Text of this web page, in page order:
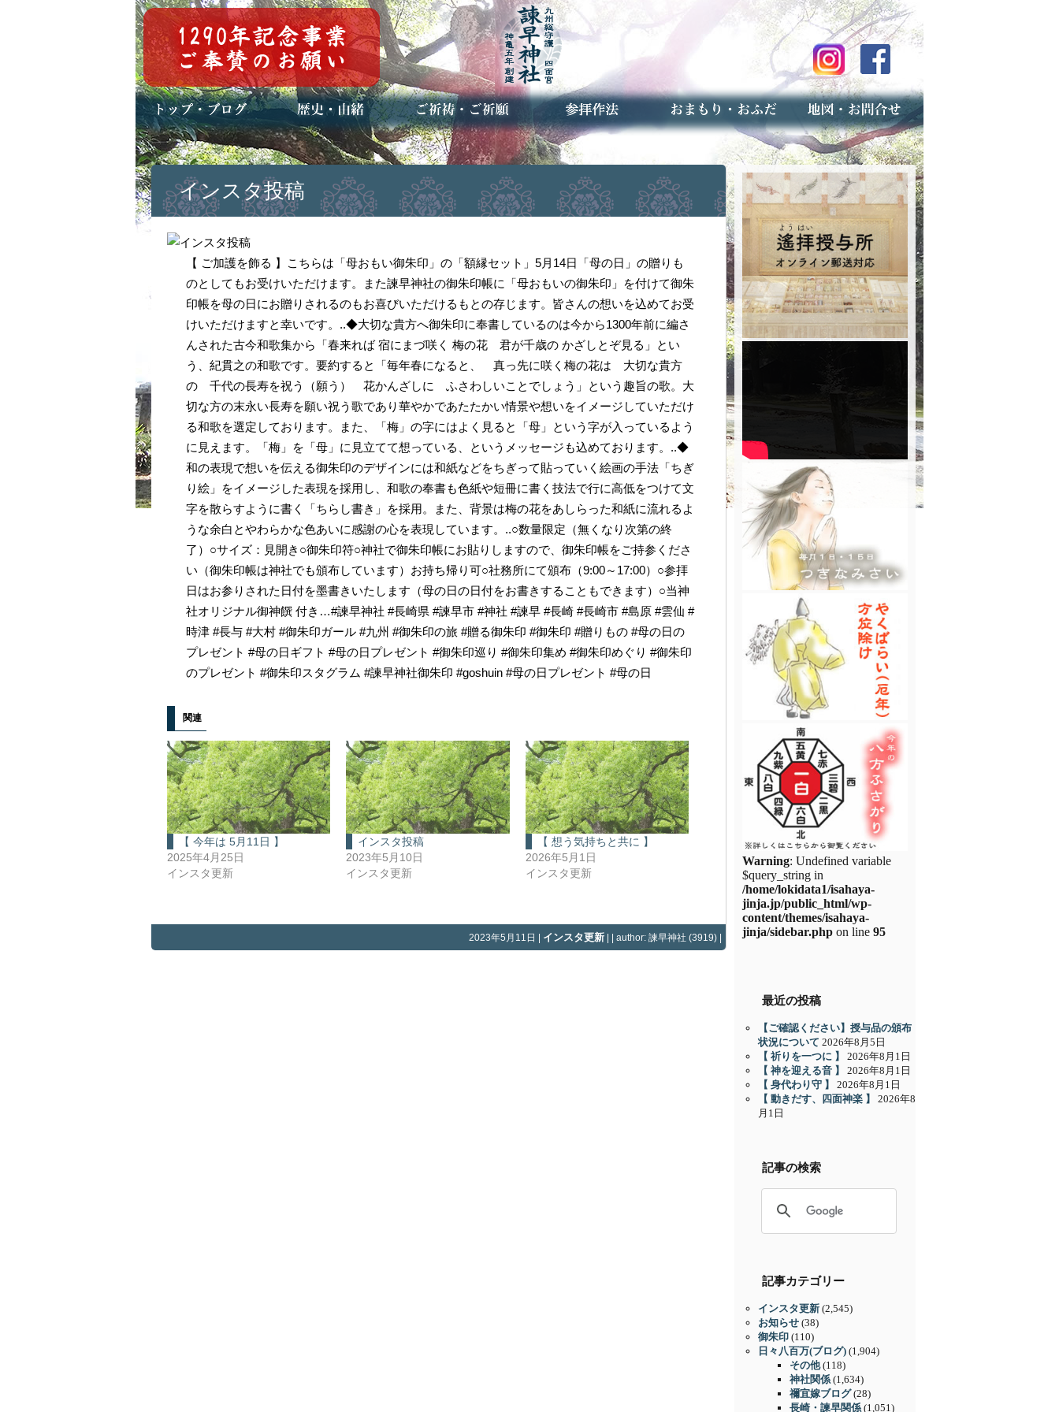
トップページ
ブログ(日々八百万)
お知らせ一覧 歴史・ご祭神
年中行事
メディア掲載 ご祈祷・ご祈願とは
安産祈願
初宮参り
七五三詣
長寿のお祝い
神前結婚式
厄祓い・方位除け
車のお祓い
地鎮祭
神葬祭（神式の葬儀） 神社とは
お参りの作法 授与品のご案内
お焚き上げ（古いお守りのお取り扱い）
アクセスマップ
予約者専用フォーム（事前受付）
インスタ投稿
【 ご加護を飾る 】こちらは「母おもい御朱印」の「額縁セット」5月14日「母の日」の贈りも
のとしてもお受けいただけます。また諫早神社の御朱印帳に「母おもいの御朱印」を付けて御朱
印帳を母の日にお贈りされるのもお喜びいただけるもとの存じます。皆さんの想いを込めてお受
けいただけますと幸いです。..◆大切な貴方へ御朱印に奉書しているのは今から1300年前に編さ
んされた古今和歌集から「春来れば 宿にまづ咲く 梅の花 君が千歳の かざしとぞ見る」とい
う、紀貫之の和歌です。要約すると「毎年春になると、 真っ先に咲く梅の花は 大切な貴方
の 千代の長寿を祝う（願う） 花かんざしに ふさわしいことでしょう」という趣旨の歌。大
切な方の末永い長寿を願い祝う歌であり華やかであたたかい情景や想いをイメージしていただけ
る和歌を選定しております。また、「梅」の字にはよく見ると「母」という字が入っているよう
に見えます。「梅」を「母」に見立てて想っている、というメッセージも込めております。..◆
和の表現で想いを伝える御朱印のデザインには和紙などをちぎって貼っていく絵画の手法「ちぎ
り絵」をイメージした表現を採用し、和歌の奉書も色紙や短冊に書く技法で行に高低をつけて文
字を散らすように書く「ちらし書き」を採用。また、背景は梅の花をあしらった和紙に流れるよ
うな余白とやわらかな色あいに感謝の心を表現しています。..○数量限定（無くなり次第の終
了）○サイズ：見開き○御朱印符○神社で御朱印帳にお貼りしますので、御朱印帳をご持参くださ
い（御朱印帳は神社でも頒布しています）お持ち帰り可○社務所にて頒布（9:00～17:00）○参拝
日はお参りされた日付を墨書きいたします（母の日の日付をお書きすることもできます）○当神
社オリジナル御神饌 付き…#諫早神社 #長崎県 #諫早市 #神社 #諫早 #長崎 #長崎市 #島原 #雲仙 #
時津 #長与 #大村 #御朱印ガール #九州 #御朱印の旅 #贈る御朱印 #御朱印 #贈りもの #母の日の
プレゼント #母の日ギフト #母の日プレゼント #御朱印巡り #御朱印集め #御朱印めぐり #御朱印
のプレゼント #御朱印スタグラム #諫早神社御朱印 #goshuin #母の日プレゼント #母の日
関連
【 今年は 5月11日 】
2025年4月25日
インスタ更新
インスタ投稿
2023年5月10日
インスタ更新
【 想う気持ちと共に 】
2026年5月1日
インスタ更新
2023年5月11日 | インスタ更新 | | author: 諫早神社 (3919) |
Warning: Undefined variable
$query_string in
/home/lokidata1/isahaya-
jinja.jp/public_html/wp-
content/themes/isahaya-
jinja/sidebar.php on line 95
最近の投稿
【ご確認ください】授与品の頒布
状況について 2026年8月5日
【 祈りを一つに 】
2026年8月1日
【 神を迎える音 】
2026年8月1日
【 身代わり守 】
2026年8月1日
【 動きだす、四面神楽 】
2026年8
月1日
記事の検索
記事カテゴリー
インスタ更新 (2,545)
お知らせ (38)
御朱印 (110)
日々八百万(ブログ) (1,904)
その他(118)
神社関係 (1,634)
禰宜嫁ブログ(28)
長崎・諫早関係 (1,051)